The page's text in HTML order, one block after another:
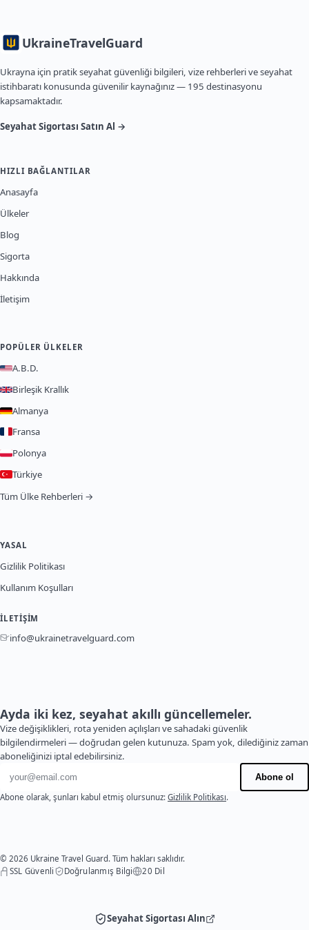
UkraineTravelGuard
Ukrayna için pratik seyahat güvenliği bilgileri, vize rehberleri ve seyahat
istihbaratı konusunda güvenilir kaynağınız — 195 destinasyonu
kapsamaktadır.
Seyahat Sigortası Satın Al →
HIZLI BAĞLANTILAR
Anasayfa
Ülkeler
Blog
Sigorta
Hakkında
İletişim
POPÜLER ÜLKELER
A.B.D.
Birleşik Krallık
Almanya
Fransa
Polonya
Türkiye
Tüm Ülke Rehberleri →
YASAL
Gizlilik Politikası
Kullanım Koşulları
İLETIŞIM
info@ukrainetravelguard.com
Ayda iki kez, seyahat akıllı güncellemeler.
Vize değişiklikleri, rota yeniden açılışları ve sahadaki güvenlik
bilgilendirmeleri — doğrudan gelen kutunuza. Spam yok, dilediğiniz zaman
aboneliğinizi iptal edebilirsiniz.
E-posta adresi
Abone ol
Abone olarak, şunları kabul etmiş olursunuz: Gizlilik Politikası.
© 2026 Ukraine Travel Guard. Tüm hakları saklıdır.
SSL Güvenli
Doğrulanmış Bilgi 20 Dil
Seyahat Sigortası Alın